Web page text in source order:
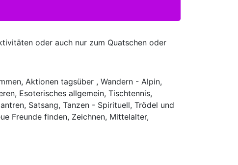
oder auch nur zum Quatschen oder
Aktionen tagsüber , Wandern - Alpin,
Esoterisches allgemein, Tischtennis,
Satsang, Tanzen - Spirituell, Trödel und
Freunde finden, Zeichnen, Mittelalter,